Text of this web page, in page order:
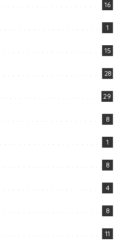
16
1
15
28
29
8
1
8
4
8
11